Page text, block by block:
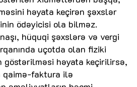
həyata keçirən şəxslər
ödəyicisi ola bilməz.
hüquqi şəxslərə və vergi
uçotda olan fiziki
həyata keçirilirsə,
qaimə-faktura ilə